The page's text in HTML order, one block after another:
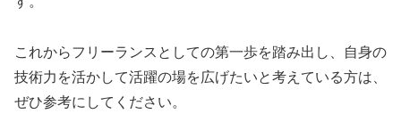
これからフリーランスとしての第一歩を踏み出し、自身の
技術力を活かして活躍の場を広げたいと考えている方は、
ぜひ参考にしてください。